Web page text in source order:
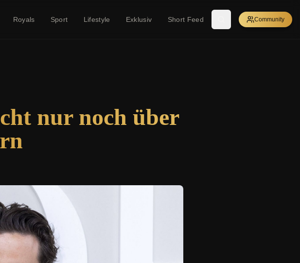
Royals Sport Lifestyle Exklusiv Short Feed Community
nur noch über